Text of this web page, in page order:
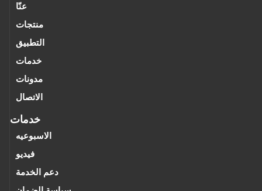
عنّا
منتجات
التطبيق
خدمات
مدونات
الاتصال
خدمات
الاسبوعيه
فيديو
دعم الخدمة